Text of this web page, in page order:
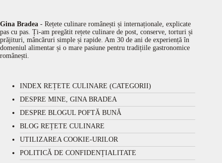
Gina Bradea - Rețete culinare românești și internaționale, explicate
pas cu pas. Ți-am pregătit rețete culinare de post, conserve, torturi și
prăjituri, mâncăruri simple și rapide. Am 30 de ani de experiență în
domeniul alimentar și o mare pasiune pentru tradițiile gastronomice
românești.
INDEX REȚETE CULINARE (CATEGORII)
DESPRE MINE, GINA BRADEA
DESPRE BLOGUL POFTĂ BUNĂ
BLOG REȚETE CULINARE
UTILIZAREA COOKIE-URILOR
POLITICĂ DE CONFIDENȚIALITATE